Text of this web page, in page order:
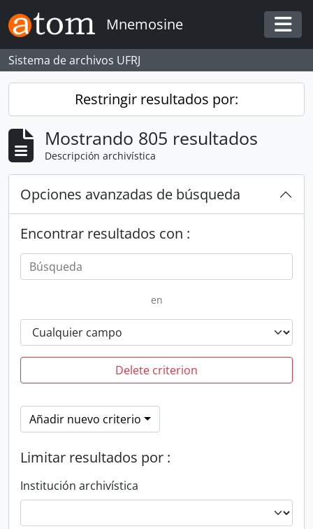
Skip to main content
Mnemosine
Sistema de archivos UFRJ
Restringir resultados por:
Mostrando 805 resultados
Descripción archivística
Opciones avanzadas de búsqueda
Encontrar resultados con :
en
Delete criterion
Añadir nuevo criterio
Limitar resultados por :
Institución archivística